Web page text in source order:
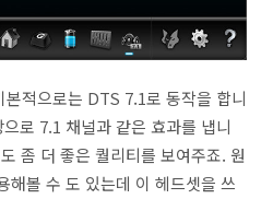
적으로는 DTS 7.1로 동작을 합니
로 7.1 채널과 같은 효과를 냅니
좀 더 좋은 퀄리티를 보여주죠. 원
해볼 수 도 있는데 이 헤드셋을 쓰